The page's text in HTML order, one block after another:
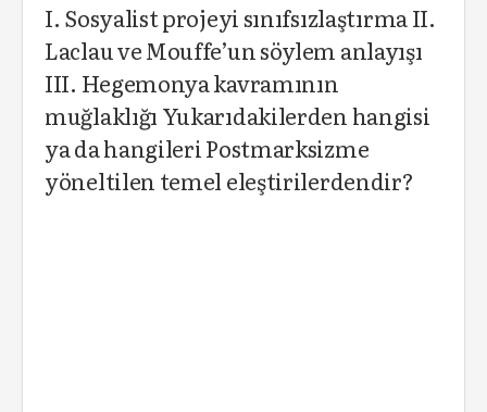
I. Sosyalist projeyi sınıfsızlaştırma II.
Laclau ve Mouffe’un söylem anlayışı
III. Hegemonya kavramının
muğlaklığı Yukarıdakilerden hangisi
ya da hangileri Postmarksizme
yöneltilen temel eleştirilerdendir?